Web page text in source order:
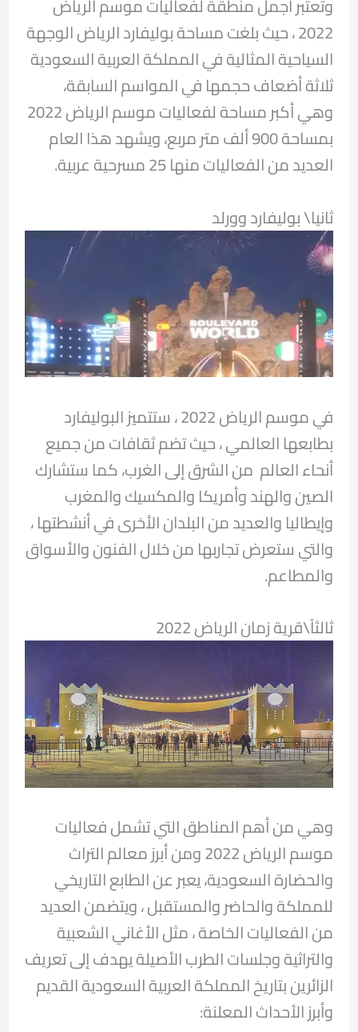
وتعتبر أجمل منطقة لفعاليات موسم الرياض
2022 ، حيث بلغت مساحة بوليفارد الرياض الوجهة
السياحية المثالية في المملكة العربية السعودية
ثلاثة أضعاف حجمها في المواسم السابقة،
وهي أكبر مساحة لفعاليات موسم الرياض 2022
بمساحة 900 ألف متر مربع، ويشهد هذا العام
العديد من الفعاليات منها 25 مسرحية عربية.
ثانيا\ بوليفارد وورلد
في موسم الرياض 2022 ، ستتميز البوليفارد
بطابعها العالمي ، حيث تضم ثقافات من جميع
أنحاء العالم من الشرق إلى الغرب، كما ستشارك
الصين والهند وأمريكا والمكسيك والمغرب
وإيطاليا والعديد من البلدان الأخرى في أنشطتها ،
والتي ستعرض تجاربها من خلال الفنون والأسواق
والمطاعم.
ثالثاً\قرية زمان الرياض 2022
وهي من أهم المناطق التي تشمل فعاليات
موسم الرياض 2022 ومن أبرز معالم التراث
والحضارة السعودية، يعبر عن الطابع التاريخي
للمملكة والحاضر والمستقبل ، ويتضمن العديد
من الفعاليات الخاصة ، مثل الأغاني الشعبية
والتراثية وجلسات الطرب الأصيلة يهدف إلى تعريف
الزائرين بتاريخ المملكة العربية السعودية القديم
وأبرز الأحداث المعلنة: